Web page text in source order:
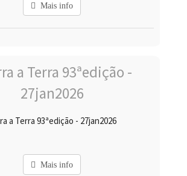
Mais info
a Terra 93ªedição - 27jan2026
Mais info